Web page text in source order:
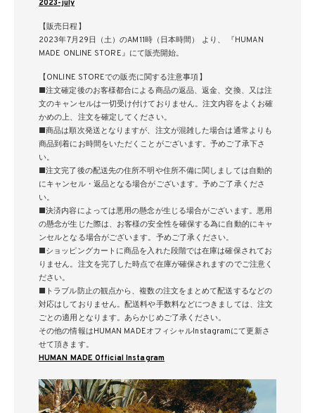
2023-july
【販売日程】
2023年7月29日（土）のAM11時（日本時間） より、 『HUMAN
MADE ONLINE STORE』にて販売開始。
【ONLINE STOREでの販売に関する注意事項】
■注文確定後のお客様都合による商品の返品、返金、交換、又は注
文のキャンセルは一切受け付けておりません。注文内容をよくお確
かめの上、注文を確定してください。
■商品は順次発送となりますが、注文が混雑した場合は通常よりも
商品到着にお時間をいただくことがございます。予めご了承下さ
い。
■注文完了後の配送先の住所不明や住所不備に関しましては自動的
にキャンセル・返品となる場合がございます。予めご了承くださ
い。
■決済内容によっては悪用の懸念が生じる場合がございます。悪用
の懸念が生じた際は、お客様の安全性を確保する為に自動的にキャ
ンセルとなる場合がございます。予めご了承ください。
■ショッピングカートに商品を入れた段階では在庫は確保されてお
りません。注文を完了した時点で在庫が確保されますのでご注意く
ださい。
■トラブル防止の観点から、複数の注文をまとめて配送するなどの
対応はしておりません。配送料や手数料などにつきましては、注文
ごとの適用となります。あらかじめご了承ください。
その他の情報はHUMAN MADEオフィシャルInstagramにて更新さ
せて頂きます。
HUMAN MADE Official Instagram